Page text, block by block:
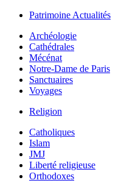
Patrimoine Actualités
Archéologie
Cathédrales
Mécénat
Notre-Dame de Paris
Sanctuaires
Voyages
Religion
Catholiques
Islam
JMJ
Liberté religieuse
Orthodoxes